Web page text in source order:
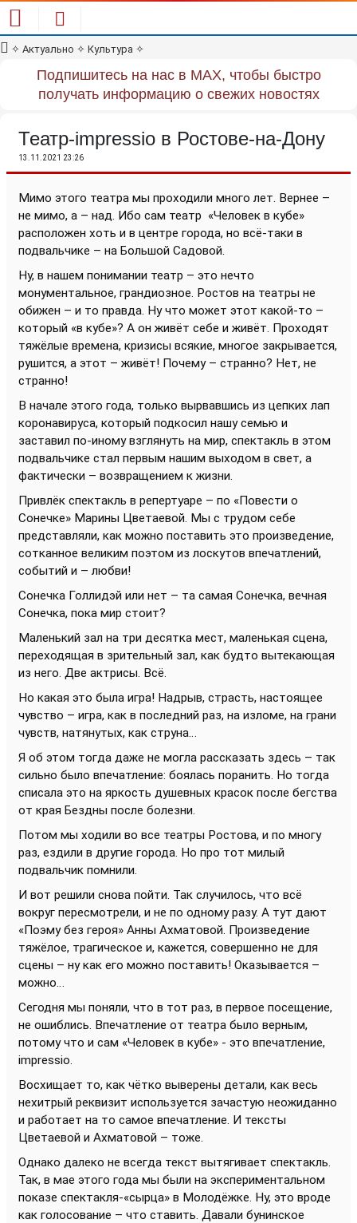
✧ Актуально ✧ Культура ✧
Подпишитесь на нас в MAX, чтобы быстро
получать информацию о свежих новостях
Театр-impressio в Ростове-на-Дону
13.11.2021 23:26
Мимо этого театра мы проходили много лет. Вернее –
не мимо, а – над. Ибо сам театр «Человек в кубе»
расположен хоть и в центре города, но всё-таки в
подвальчике – на Большой Садовой.
Ну, в нашем понимании театр – это нечто
монументальное, грандиозное. Ростов на театры не
обижен – и то правда. Ну что может этот какой-то –
который «в кубе»? А он живёт себе и живёт. Проходят
тяжёлые времена, кризисы всякие, многое закрывается,
рушится, а этот – живёт! Почему – странно? Нет, не
странно!
В начале этого года, только вырвавшись из цепких лап
коронавируса, который подкосил нашу семью и
заставил по-иному взглянуть на мир, спектакль в этом
подвальчике стал первым нашим выходом в свет, а
фактически – возвращением к жизни.
Привлёк спектакль в репертуаре – по «Повести о
Сонечке» Марины Цветаевой. Мы с трудом себе
представляли, как можно поставить это произведение,
сотканное великим поэтом из лоскутов впечатлений,
событий и – любви!
Сонечка Голлидэй или нет – та самая Сонечка, вечная
Сонечка, пока мир стоит?
Маленький зал на три десятка мест, маленькая сцена,
переходящая в зрительный зал, как будто вытекающая
из него. Две актрисы. Всё.
Но какая это была игра! Надрыв, страсть, настоящее
чувство – игра, как в последний раз, на изломе, на грани
чувств, натянутых, как струна…
Я об этом тогда даже не могла рассказать здесь – так
сильно было впечатление: боялась поранить. Но тогда
списала это на яркость душевных красок после бегства
от края Бездны после болезни.
Потом мы ходили во все театры Ростова, и по многу
раз, ездили в другие города. Но про тот милый
подвальчик помнили.
И вот решили снова пойти. Так случилось, что всё
вокруг пересмотрели, и не по одному разу. А тут дают
«Поэму без героя» Анны Ахматовой. Произведение
тяжёлое, трагическое и, кажется, совершенно не для
сцены – ну как его можно поставить! Оказывается –
можно…
Сегодня мы поняли, что в тот раз, в первое посещение,
не ошиблись. Впечатление от театра было верным,
потому что и сам «Человек в кубе» - это впечатление,
impressio.
Восхищает то, как чётко выверены детали, как весь
нехитрый реквизит используется зачастую неожиданно
и работает на то самое впечатление. И тексты
Цветаевой и Ахматовой – тоже.
Однако далеко не всегда текст вытягивает спектакль.
Так, в мае этого года мы были на экспериментальном
показе спектакля-«сырца» в Молодёжке. Ну, это вроде
как голосование – что ставить. Давали бунинское